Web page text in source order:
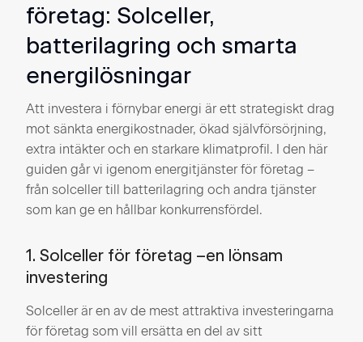
företag: Solceller,
batterilagring och smarta
energilösningar
Att investera i förnybar energi är ett strategiskt drag
mot sänkta energikostnader, ökad självförsörjning,
extra intäkter och en starkare klimatprofil. I den här
guiden går vi igenom energitjänster för företag –
från solceller till batterilagring och andra tjänster
som kan ge en hållbar konkurrensfördel.
1. Solceller för företag –en lönsam
investering
Solceller är en av de mest attraktiva investeringarna
för företag som vill ersätta en del av sitt